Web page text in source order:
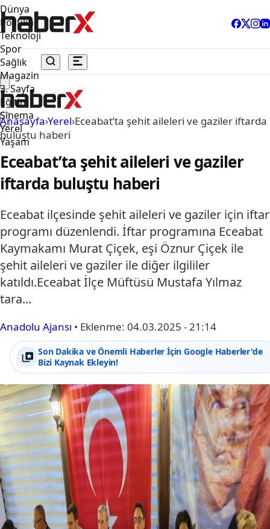
Dünya
Politika
Teknoloji
Spor
Sağlık
Magazin
3. Sayfa
Eğitim
Sinema
Yerel
Yaşam
Anasayfa›Yerel›Eceabat’ta şehit aileleri ve gaziler iftarda
buluştu haberi
Eceabat’ta şehit aileleri ve gaziler
iftarda buluştu haberi
Eceabat ilçesinde şehit aileleri ve gaziler için iftar
programı düzenlendi. İftar programına Eceabat
Kaymakamı Murat Çiçek, eşi Öznur Çiçek ile
şehit aileleri ve gaziler ile diğer ilgililer
katıldı.Eceabat İlçe Müftüsü Mustafa Yılmaz
tara...
Anadolu Ajansı • Eklenme: 04.03.2025 - 21:14
Son Dakika ve Önemli Haberler İçin Google Haberler'de
Bizi Kaynak Ekleyin!